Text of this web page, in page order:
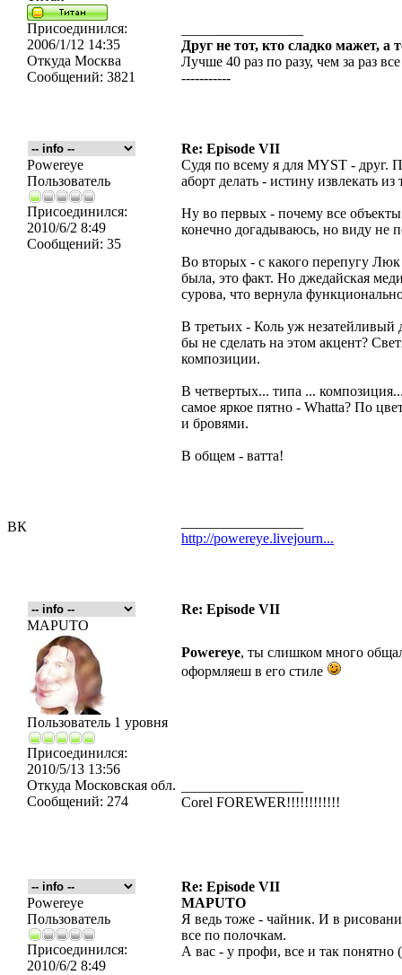
ВК
Присоединился:
2006/1/12 14:35
Откуда Москва
Сообщений: 3821
Друг не тот, кто сладко мажет, а
Лучше 40 раз по разу, чем за раз
-----------
Re: Episode VII
Powereye
Пользователь
Присоединился:
2010/6/2 8:49
Сообщений: 35
Судя по всему я для MYST - друг.
аборт делать - истину извлекать
Ну во первых - почему все
конечно догадываюсь, но виду не
Во вторых - с какого перепугу
была, это факт. Но джедайская
сурова, что вернула
В третьих - Коль уж незатейливый
бы не сделать на этом акцент?
композиции.
В четвертых... типа ...
самое яркое пятно - Whatta? По
и бровями.
В общем - ватта!
http://powereye.livejourn...
Re: Episode VII
MAPUTO
Пользователь 1 уровня
Присоединился:
2010/5/13 13:56
Откуда Московская обл.
Сообщений: 274
Powereye, ты слишком много
оформляеш в его стиле
Corel FOREWER!!!!!!!!!!!!
Re: Episode VII
Powereye
Пользователь
Присоединился:
2010/6/2 8:49
MAPUTO
Я ведь тоже - чайник. И в
все по полочкам.
А вас - у профи, все и так понятно